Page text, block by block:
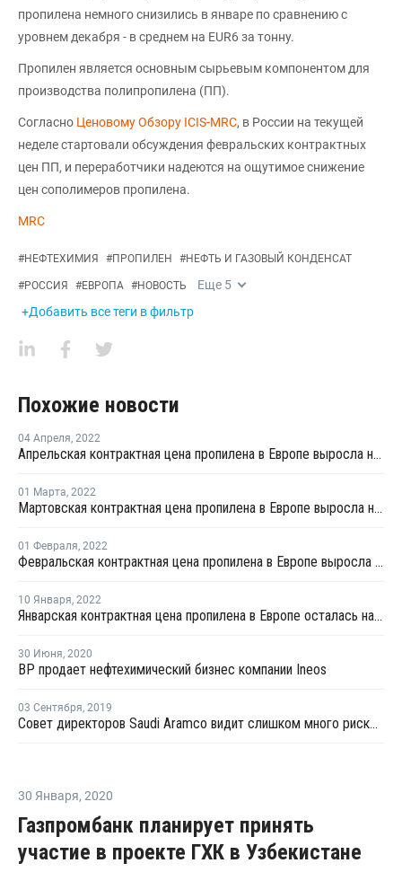
пропилена немного снизились в январе по сравнению с
уровнем декабря - в среднем на EUR6 за тонну.
Пропилен является основным сырьевым компонентом для
производства полипропилена (ПП).
Согласно Ценовому Обзору ICIS-MRC, в России на текущей
неделе стартовали обсуждения февральских контрактных
цен ПП, и переработчики надеются на ощутимое снижение
цен сополимеров пропилена.
MRC
#НЕФТЕХИМИЯ #ПРОПИЛЕН #НЕФТЬ И ГАЗОВЫЙ КОНДЕНСАТ
#РОССИЯ #ЕВРОПА #НОВОСТЬ Еще 5
+Добавить все теги в фильтр
Похожие новости
04 Апреля, 2022
Апрельская контрактная цена пропилена в Европе выросла на EUR225 за тонну
01 Марта, 2022
Мартовская контрактная цена пропилена в Европе выросла на EUR95 за тонну
01 Февраля, 2022
Февральская контрактная цена пропилена в Европе выросла на EUR67 за тонну
10 Января, 2022
Январская контрактная цена пропилена в Европе осталась на уровне декабря
30 Июня, 2020
BP продает нефтехимический бизнес компании Ineos
03 Сентября, 2019
Совет директоров Saudi Aramco видит слишком много рисков для IPO в Нью-Йорке
30 Января, 2020
Газпромбанк планирует принять
участие в проекте ГХК в Узбекистане